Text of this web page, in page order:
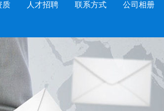
质 人才招聘 联系方式 公司相册